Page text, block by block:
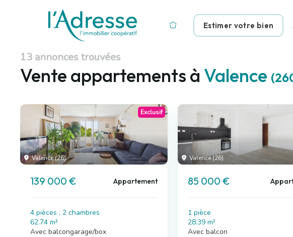
Estimer votre bien
13 annonces trouvées
Vente appartements à Valence
Valence (26)
Exclusif
139 000 € Appartement
4 pièces , 2 chambres
62.74 m²
Avec balcongarage/box
Valence (26)
85 000 €
1 pièce
28.39 m²
Avec balcon